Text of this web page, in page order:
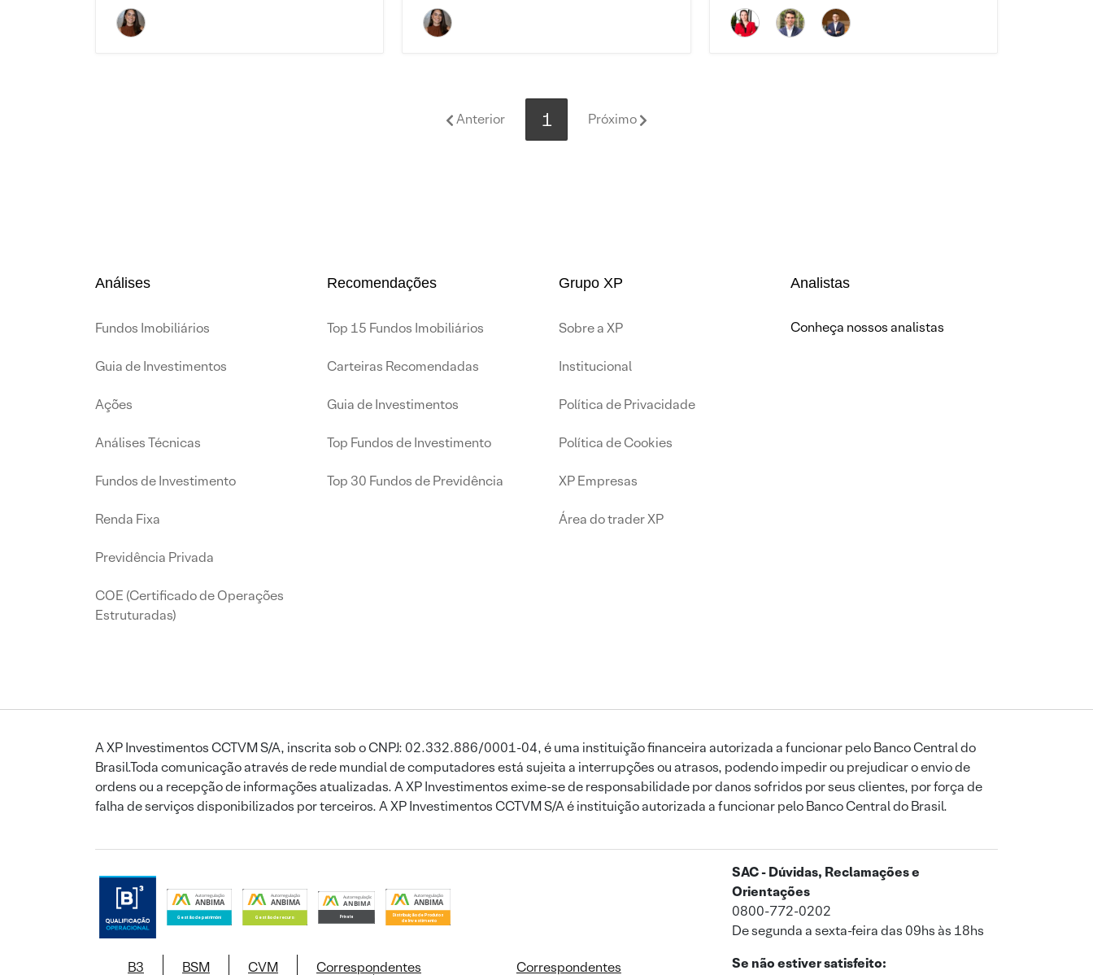
Anterior 1 Próximo
Análises
Fundos Imobiliários
Guia de Investimentos
Ações
Análises Técnicas
Fundos de Investimento
Renda Fixa
Previdência Privada
COE (Certificado de Operações
Estruturadas)
Recomendações
Top 15 Fundos Imobiliários
Carteiras Recomendadas
Guia de Investimentos
Top Fundos de Investimento
Top 30 Fundos de Previdência
Grupo XP
Sobre a XP
Institucional
Política de Privacidade
Política de Cookies
XP Empresas
Área do trader XP
Analistas
Conheça nossos analistas
A XP Investimentos CCTVM S/A, inscrita sob o CNPJ: 02.332.886/0001-04, é uma instituição financeira autorizada a funcionar pelo Banco Central do
Brasil.Toda comunicação através de rede mundial de computadores está sujeita a interrupções ou atrasos, podendo impedir ou prejudicar o envio de
ordens ou a recepção de informações atualizadas. A XP Investimentos exime-se de responsabilidade por danos sofridos por seus clientes, por força de
falha de serviços disponibilizados por terceiros. A XP Investimentos CCTVM S/A é instituição autorizada a funcionar pelo Banco Central do Brasil.
B3 BSM CVM Correspondentes Correspondentes
SAC - Dúvidas, Reclamações e
Orientações
0800-772-0202
De segunda a sexta-feira das 09hs às 18hs
Se não estiver satisfeito: